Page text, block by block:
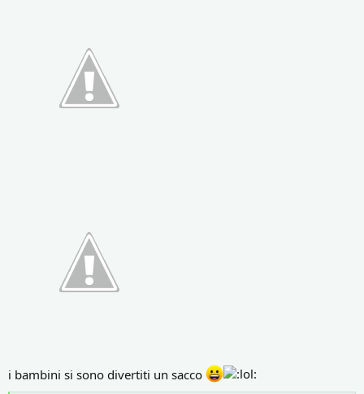
i bambini si sono divertiti un sacco